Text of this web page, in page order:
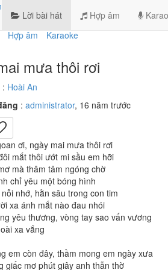
Lời bài hát Hợp âm
Hợp âm Karaoke
mưa thôi rơi
: Hoài An
: administrator, 16 năm trước
ơi, ngày mai mưa thôi rơi
mắt thôi ướt mi sầu em hỡi
mà thâm tâm ngóng chờ
chỉ yêu một bóng hình
nhớ, hằn sâu trong con tim
xa ánh mắt nào đau nhói
yêu thương, vòng tay sao vấn vương
xa vắng
em còn đây, thầm mong em ngày xưa
giấc mơ phút giây anh thẫn thờ